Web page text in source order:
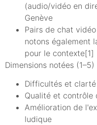
(audio/vidéo en
Genève
Pairs de chat
notons également
pour le contexte[1]
Dimensions notées (1–5)
Difficultés et
Qualité et contrôle
Amélioration de
ludique